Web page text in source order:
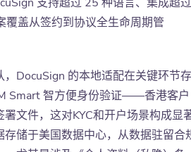
盖从签约到协议全生命周期管
DocuSign 的本地适配在关键环节存
Smart 智方便身份验证——香港客户
文件，这对KYC和开户场景构成显
储于美国数据中心，从数据驻留合